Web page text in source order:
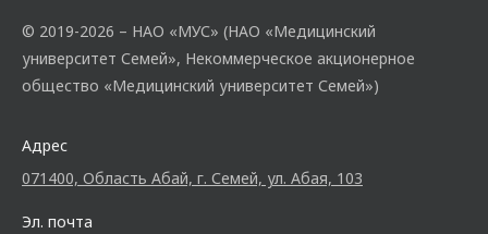
© 2019-2026 – НАО «МУС» (НАО «Медицинский
университет Семей», Некоммерческое акционерное
общество «Медицинский университет Семей»)
Адрес
071400, Область Абай, г. Семей, ул. Абая, 103
Эл. почта